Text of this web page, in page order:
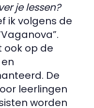
je lessen?
ik volgens de
ook op de
De
leerlingen
worden